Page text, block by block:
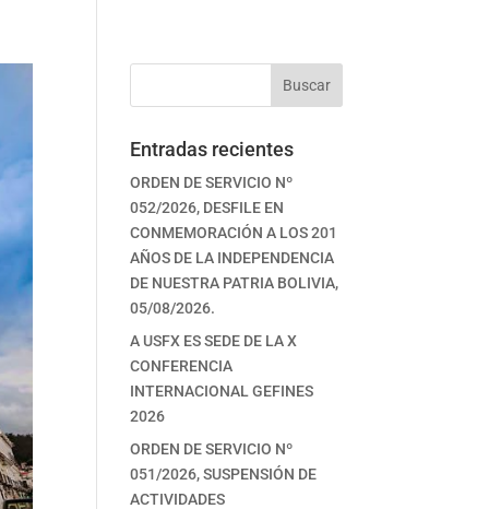
Buscar
Entradas recientes
ORDEN DE SERVICIO Nº
052/2026, DESFILE EN
CONMEMORACIÓN A LOS 201
AÑOS DE LA INDEPENDENCIA
DE NUESTRA PATRIA BOLIVIA,
05/08/2026.
A USFX ES SEDE DE LA X
CONFERENCIA
INTERNACIONAL GEFINES
2026
ORDEN DE SERVICIO Nº
051/2026, SUSPENSIÓN DE
ACTIVIDADES